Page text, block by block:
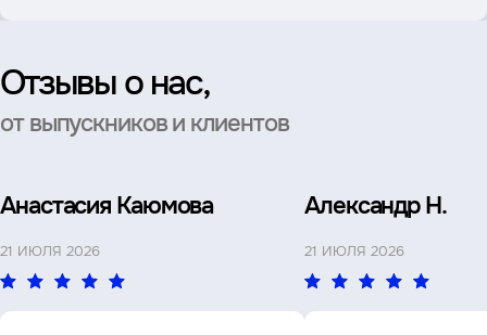
Отзывы о нас,
от выпускников и клиентов
Анастасия Каюмова
21 ИЮЛЯ 2026
Александр Н.
21 ИЮЛЯ 2026